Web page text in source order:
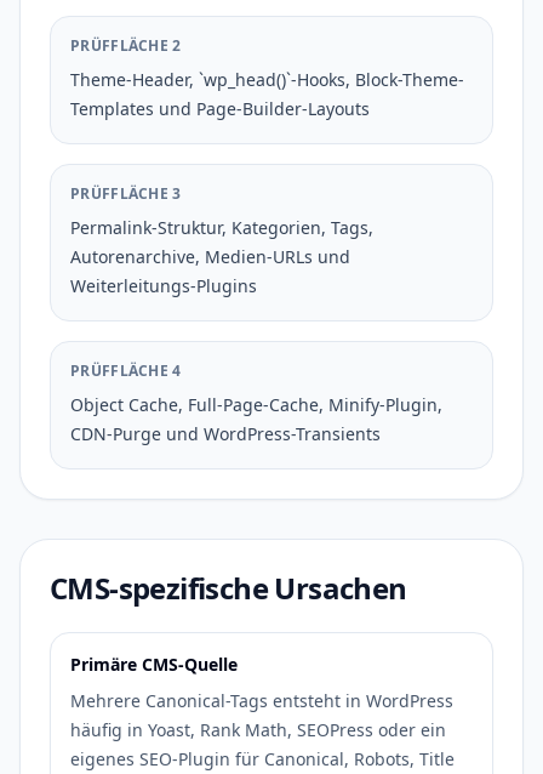
PRÜFFLÄCHE 2
Theme-Header, `wp_head()`-Hooks, Block-Theme-
Templates und Page-Builder-Layouts
PRÜFFLÄCHE 3
Permalink-Struktur, Kategorien, Tags,
Autorenarchive, Medien-URLs und
Weiterleitungs-Plugins
PRÜFFLÄCHE 4
Object Cache, Full-Page-Cache, Minify-Plugin,
CDN-Purge und WordPress-Transients
CMS-spezifische Ursachen
Primäre CMS-Quelle
Mehrere Canonical-Tags entsteht in WordPress
häufig in Yoast, Rank Math, SEOPress oder ein
eigenes SEO-Plugin für Canonical, Robots, Title